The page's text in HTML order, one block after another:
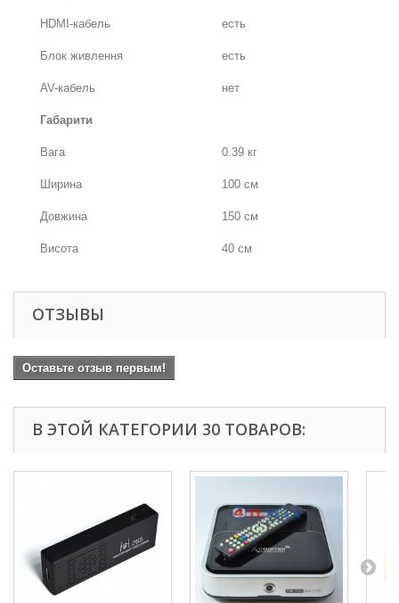
HDMI-кабель есть
Блок живлення есть
AV-кабель нет
Габарити
Вага 0.39 кг
Ширина 100 см
Довжина 150 см
Висота 40 см
ОТЗЫВЫ
Оставьте отзыв первым!
В ЭТОЙ КАТЕГОРИИ 30 ТОВАРОВ: